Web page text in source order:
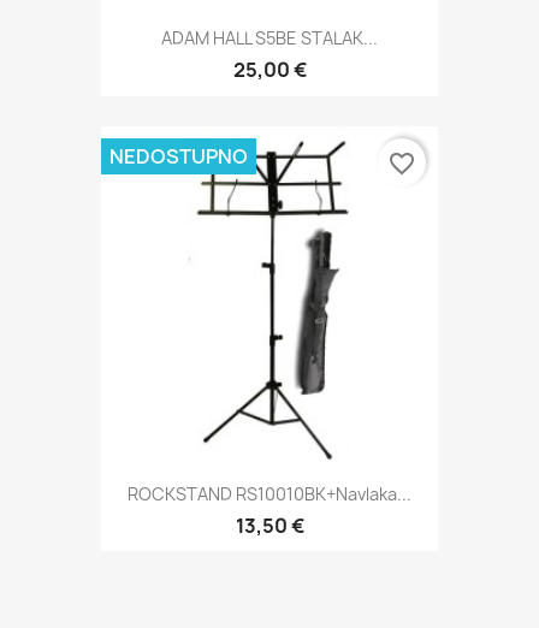
ADAM HALL S5BE STALAK...
25,00 €
ROCKSTAND RS10010BK+navlaka...
13,50 €
NEDOSTUPNO favorite_border